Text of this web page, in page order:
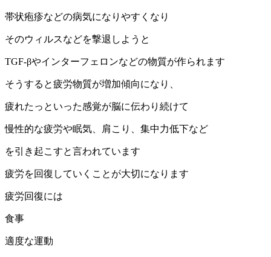
帯状疱疹などの病気になりやすくなり
そのウィルスなどを撃退しようと
TGF-βやインターフェロンなどの物質が作られます
そうすると疲労物質が増加傾向になり、
疲れたっといった感覚が脳に伝わり続けて
慢性的な疲労や眠気、肩こり、集中力低下など
を引き起こすと言われています
疲労を回復していくことが大切になります
疲労回復には
食事
適度な運動